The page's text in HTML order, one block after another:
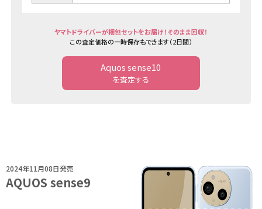
ヤマトドライバーが梱包セットをお届け！そのまま回収！
この査定価格の一時保存もできます（2日間）
Aquos sense10
を査定する
2024年11月08日発売
AQUOS sense9